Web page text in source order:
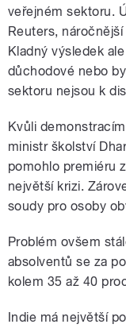
veřejném sektoru.
Reuters,
Kladný výsledek
důchodové nebo
sektoru nejsou k
Kvůli
ministr školství
pomohlo premiéru
největší krizi.
soudy pro osoby
Problém ovšem
absolventů se za
kolem 35 až 40
Indie má největší